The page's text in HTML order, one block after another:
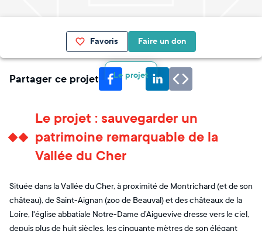
Favoris Faire un don
Le projet
Partager ce projet
Le projet : sauvegarder un
patrimoine remarquable de la
Vallée du Cher
Située dans la Vallée du Cher, à proximité de Montrichard (et de son
château), de Saint-Aignan (zoo de Beauval) et des châteaux de la
Loire, l'église abbatiale Notre-Dame d’Aiguevive dresse vers le ciel,
depuis plus de huit siècles, les cinquante mètres de son élégant